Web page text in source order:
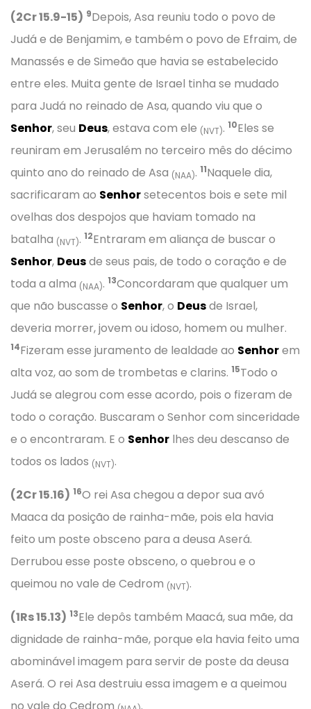
(2Cr 15.9-15) 9Depois, Asa reuniu todo o povo de
Judá e de Benjamim, e também o povo de Efraim, de
Manassés e de Simeão que havia se estabelecido
entre eles. Muita gente de Israel tinha se mudado
para Judá no reinado de Asa, quando viu que o
Senhor, seu Deus, estava com ele (NVT). 10Eles se
reuniram em Jerusalém no terceiro mês do décimo
quinto ano do reinado de Asa (NAA). 11Naquele dia,
sacrificaram ao Senhorsetecentos bois e sete mil
ovelhas dos despojos que haviam tomado na
batalha (NVT). 12Entraram em aliança de buscar o
Senhor, Deusde seus pais, de todo o coração e de
toda a alma (NAA). 13Concordaram que qualquer um
que não buscasse o Senhor, o Deusde Israel,
deveria morrer, jovem ou idoso, homem ou mulher.
14Fizeram esse juramento de lealdade ao Senhorem
alta voz, ao som de trombetas e clarins. 15Todo o
Judá se alegrou com esse acordo, pois o fizeram de
todo o coração. Buscaram o Senhor com sinceridade
e o encontraram. E o Senhor lhes deu descanso de
todos os lados (NVT).
(2Cr 15.16) 16O rei Asa chegou a depor sua avó
Maaca da posição de rainha-mãe, pois ela havia
feito um poste obsceno para a deusa Aserá.
Derrubou esse poste obsceno, o quebrou e o
queimou no vale de Cedrom (NVT).
(1Rs 15.13) 13Ele depôs também Maacá, sua mãe, da
dignidade de rainha-mãe, porque ela havia feito uma
abominável imagem para servir de poste da deusa
Aserá. O rei Asa destruiu essa imagem e a queimou
no vale do Cedrom
.